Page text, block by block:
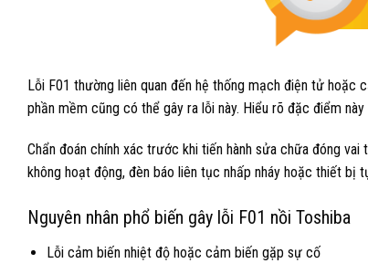
Lỗi F01 thường liên quan đến hệ thống mạch điện tử hoặc
phần mềm cũng có thể gây ra lỗi này. Hiểu rõ đặc điểm
Chẩn đoán chính xác trước khi tiến hành sửa chữa đóng
không hoạt động, đèn báo liên tục nhấp nháy hoặc thiết
Nguyên nhân phổ biến gây lỗi F01 nồi Toshiba
Lỗi cảm biến nhiệt độ hoặc cảm biến gặp sự cố